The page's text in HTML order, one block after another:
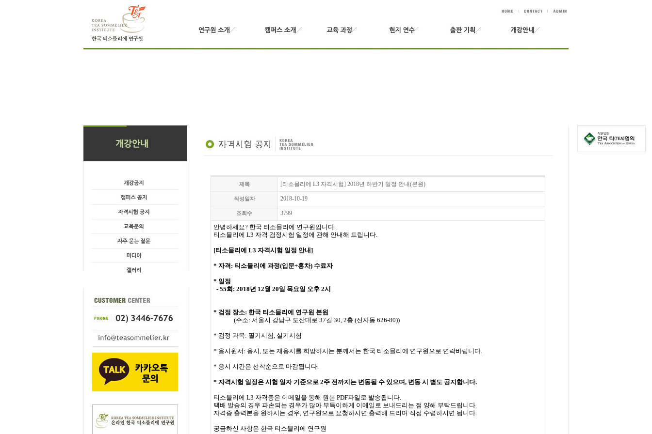
제목 [티소믈리에 L3 자격시험] 2018년 하반기 일정 안내(본원)
작성일자 2018-10-19
조회수 3799
안녕하세요? 한국 티소믈리에 연구원입니다.
티소믈리에 L3 자격 검정시험 일정에 관해 안내해 드립니다.
[티소믈리에 L3 자격시험 일정 안내]
* 자격: 티소믈리에 과정(입문+홍차) 수료자
* 일정
- 55회 : 2018년 12월 20일 목요일 오후 2시
* 검정 장소: 한국 티소믈리에 연구원 본원
(주소: 서울시 강남구 도산대로 37길 30, 2층 (신사동 626-80))
* 검정 과목: 필기시험, 실기시험
* 응시원서: 응시, 또는 재응시를 희망하시는 분께서는 한국 티소믈리에 연구원으로 연락바랍니다.
* 응시 시간은 선착순으로 마감됩니다.
* 자격시험 일정은 시험 일자 기준으로 2주 전까지는 변동될 수 있으며, 변동 시 별도 공지합니다.
티소믈리에 L3 자격증은 이메일을 통해 원본 PDF파일로 발송됩니다.
택배 발송의 경우 파손되는 경우가 많아 부득이하게 이메일로 보내드리는 점 양해 부탁드립니다.
자격증 출력본을 원하시는 경우, 연구원으로 요청하시면 출력해 드리며 직접 수령하시면 됩니다.
궁금하신 사항은 한국 티소믈리에 연구원